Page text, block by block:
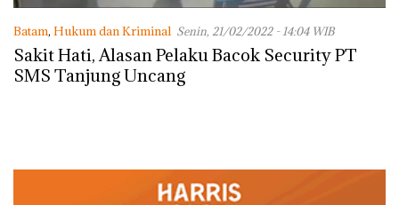
Batam, Hukum dan Kriminal Senin, 21/02/2022 - 14:04 WIB
Sakit Hati, Alasan Pelaku Bacok Security PT
SMS Tanjung Uncang